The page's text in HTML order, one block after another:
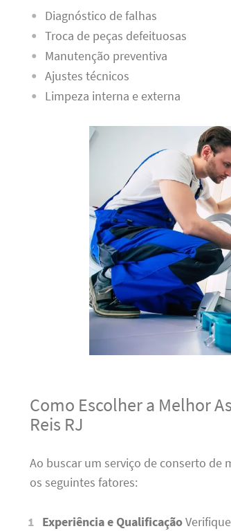
Diagnóstico de falhas
Troca de peças defeituosas
Manutenção preventiva
Ajustes técnicos
Limpeza interna e externa
Como Escolher a Melhor
Reis RJ
Ao buscar um serviço de conserto de
os seguintes fatores:
Experiência e Qualificação